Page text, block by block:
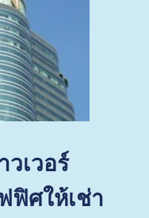
วเวอร์
ฟิศให้เช่า